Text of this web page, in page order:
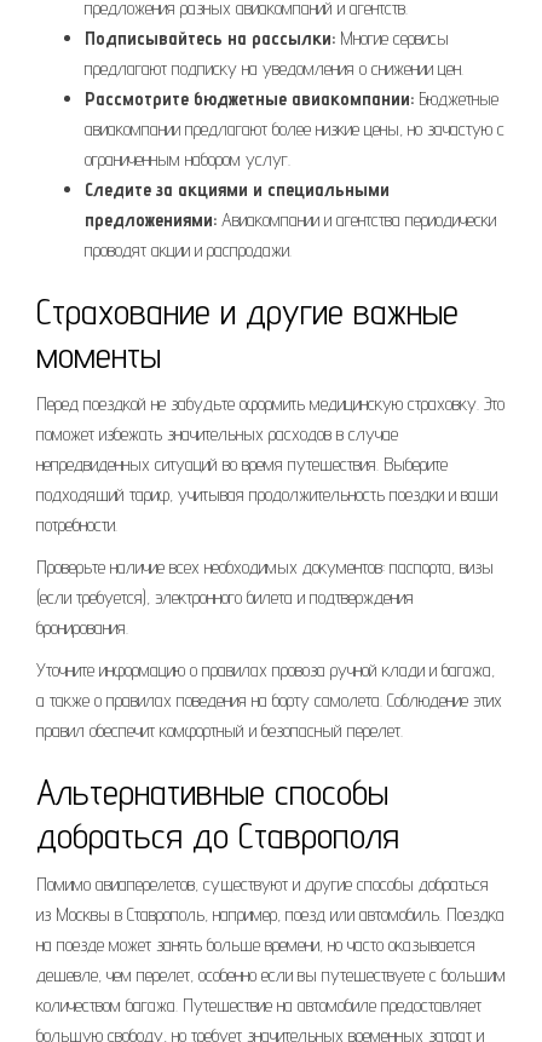
предложения разных авиакомпаний и агентств.
Подписывайтесь на рассылки: Многие сервисы
предлагают подписку на уведомления о снижении цен.
Рассмотрите бюджетные авиакомпании: Бюджетные
авиакомпании предлагают более низкие цены, но зачастую с
ограниченным набором услуг.
Следите за акциями и специальными
предложениями: Авиакомпании и агентства периодически
проводят акции и распродажи.
Страхование и другие важные
моменты
Перед поездкой не забудьте оформить медицинскую страховку. Это
поможет избежать значительных расходов в случае
непредвиденных ситуаций во время путешествия. Выберите
подходящий тариф, учитывая продолжительность поездки и ваши
потребности.
Проверьте наличие всех необходимых документов: паспорта, визы
(если требуется), электронного билета и подтверждения
бронирования.
Уточните информацию о правилах провоза ручной клади и багажа,
а также о правилах поведения на борту самолета. Соблюдение этих
правил обеспечит комфортный и безопасный перелет.
Альтернативные способы
добраться до Ставрополя
Помимо авиаперелетов, существуют и другие способы добраться
из Москвы в Ставрополь, например, поезд или автомобиль. Поездка
на поезде может занять больше времени, но часто оказывается
дешевле, чем перелет, особенно если вы путешествуете с большим
количеством багажа. Путешествие на автомобиле предоставляет
большую свободу, но требует значительных временных затрат и